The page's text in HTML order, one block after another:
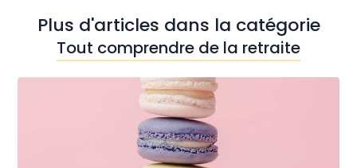
Plus d'articles dans la catégorie
Tout comprendre de la retraite